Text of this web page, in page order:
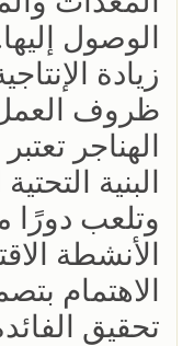
الوصول
زيادة
ظروف العمل
الهناجر
البنية
وتلعب دورًا
الأنشطة
الاهتمام
تحقيق